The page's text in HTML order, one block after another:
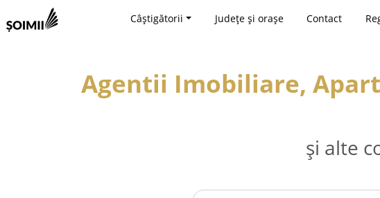
Câștigătorii Județe și orașe Contact
Agentii Imobiliare,
și alte